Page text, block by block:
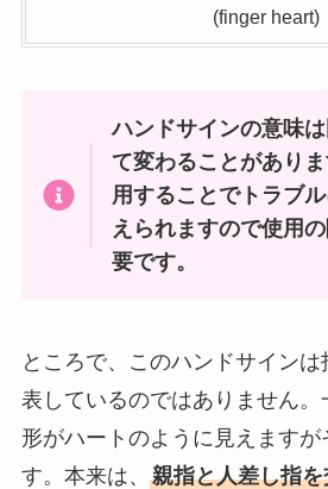
(finger heart)
ハンドサインの意味
て変わることがあり
用することでトラブ
えられますので使用
要です。
ところで、このハンドサイン
表しているのではありません
形がハートのように見えます
す。本来は、 親指と人差し指